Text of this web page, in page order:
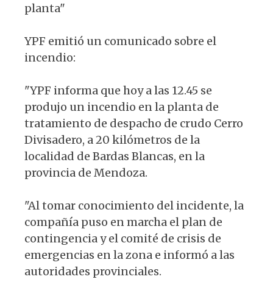
planta"
YPF emitió un comunicado sobre el
incendio:
"YPF informa que hoy a las 12.45 se
produjo un incendio en la planta de
tratamiento de despacho de crudo Cerro
Divisadero, a 20 kilómetros de la
localidad de Bardas Blancas, en la
provincia de Mendoza.
"Al tomar conocimiento del incidente, la
compañía puso en marcha el plan de
contingencia y el comité de crisis de
emergencias en la zona e informó a las
autoridades provinciales.